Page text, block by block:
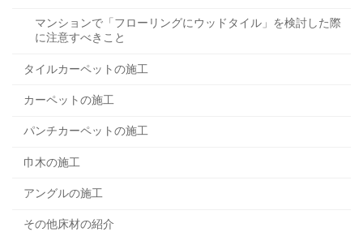
マンションで「フローリングにウッドタイル」を検討した際
に注意すべきこと
タイルカーペットの施工
カーペットの施工
パンチカーペットの施工
巾木の施工
アングルの施工
その他床材の紹介